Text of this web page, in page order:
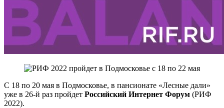
С 18 по 20 мая в Подмосковье, в пансионате «Лесные дали»
уже в 26-й раз пройдет Российский Интернет Форум (РИФ
2022).